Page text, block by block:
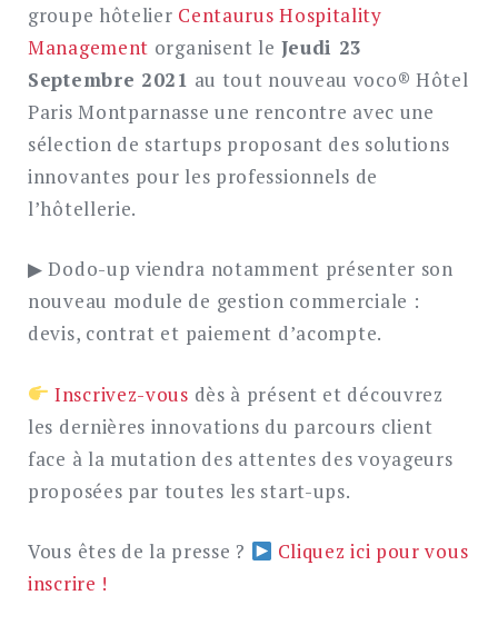
groupe hôtelier Centaurus Hospitality
Management organisent le Jeudi 23
Septembre 2021 au tout nouveau voco® Hôtel
Paris Montparnasse une rencontre avec une
sélection de startups proposant des solutions
innovantes pour les professionnels de
l’hôtellerie.
▶ Dodo-up viendra notamment présenter son
nouveau module de gestion commerciale :
devis, contrat et paiement d’acompte.
Inscrivez-vous dès à présent et découvrez
les dernières innovations du parcours client
face à la mutation des attentes des voyageurs
proposées par toutes les start-ups.
Vous êtes de la presse ?
Cliquez ici pour vous
inscrire !